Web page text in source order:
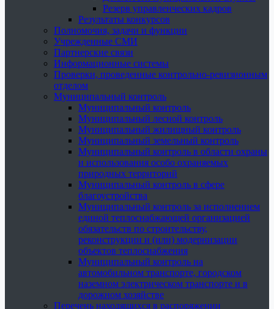
Резерв управленческих кадров
Результаты конкурсов
Полномочия, задачи и функции
Учрежденные СМИ
Партнерские связи
Информационные системы
Проверки, проведенные контрольно-ревизионным
отделом
Муниципальный контроль
Муниципальный контроль
Муниципальный лесной контроль
Муниципальный жилищный контроль
Муниципальный земельный контроль
Муниципальный контроль в области охраны
и использования особо охраняемых
природных территорий
Муниципальный контроль в сфере
благоустройства
Муниципальный контроль за исполнением
единой теплоснабжающей организацией
обязательств по строительству,
реконструкции и (или) модернизации
объектов теплоснабжения
Муниципальный контроль на
автомобильном транспорте, городском
наземном электрическом транспорте и в
дорожном хозяйстве
Перечень находящихся в распоряжении